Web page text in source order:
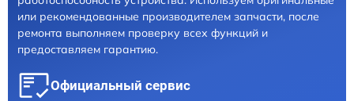
или рекомендованные производителем запчасти, после
ремонта выполняем проверку всех функций и
предоставляем гарантию.
Официальный сервис